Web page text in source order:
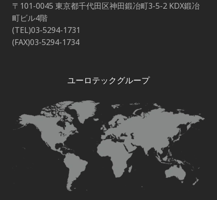
〒101-0045 東京都千代田区神田鍛冶町3-5-2 KDX鍛冶
町ビル4階
(TEL)03-5294-1731
(FAX)03-5294-1734
ユーロテックグループ